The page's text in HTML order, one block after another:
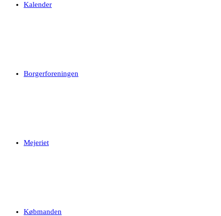
Kalender
Borgerforeningen
Mejeriet
Købmanden